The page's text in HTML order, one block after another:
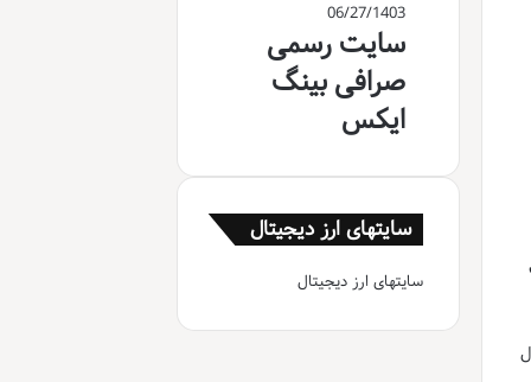
06/27/1403
سایت رسمی
صرافی بینگ
ایکس
سایتهای ارز دیجیتال
سایتهای ارز دیجیتال